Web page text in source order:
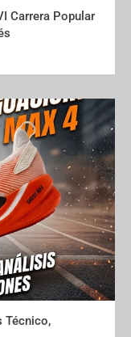
Carrera Popular
Técnico,